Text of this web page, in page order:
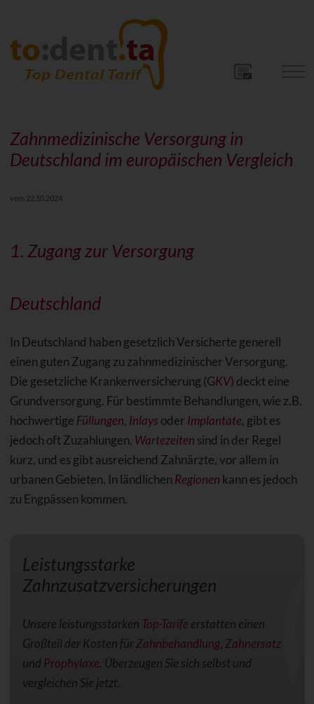
Zahnmedizinische Versorgung in
Deutschland im europäischen Vergleich
vom 22.10.2024
1. Zugang zur Versorgung
Deutschland
In Deutschland haben gesetzlich Versicherte generell
einen guten Zugang zu zahnmedizinischer Versorgung.
Die gesetzliche Krankenversicherung (GKV) deckt eine
Grundversorgung. Für bestimmte Behandlungen, wie z.B.
hochwertige Füllungen, Inlays oder Implantate, gibt es
jedoch oft Zuzahlungen. Wartezeiten sind in der Regel
kurz, und es gibt ausreichend Zahnärzte, vor allem in
urbanen Gebieten. In ländlichen Regionen kann es jedoch
zu Engpässen kommen.
Leistungsstarke
Zahnzusatzversicherungen
Unsere leistungsstarken Top-Tarife erstatten einen
Großteil der Kosten fürZahnbehandlung, Zahnersatz
und Prophylaxe. Überzeugen Sie sich selbst und
vergleichen Sie jetzt.